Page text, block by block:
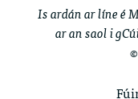
Is ardán ar líne é
ar an saol i
©